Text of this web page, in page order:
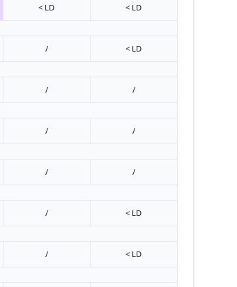
< LD
< LD
/ < LD
/
/
/
/
/ /
/ < LD
/ < LD